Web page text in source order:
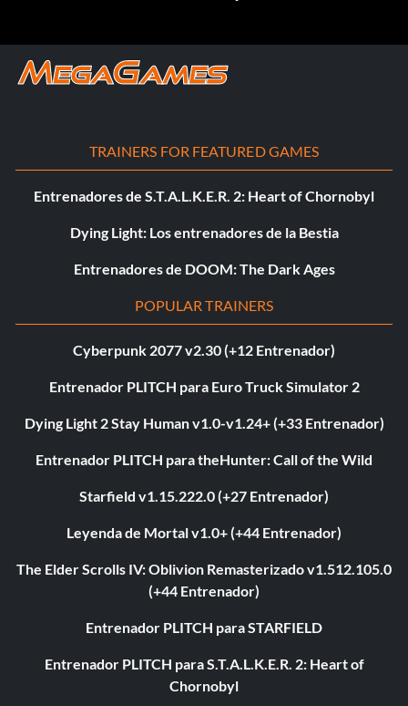
TRAINERS FOR FEATURED GAMES
Entrenadores de S.T.A.L.K.E.R. 2: Heart of Chornobyl
Dying Light: Los entrenadores de la Bestia
Entrenadores de DOOM: The Dark Ages
POPULAR TRAINERS
Cyberpunk 2077 v2.30 (+12 Entrenador)
Entrenador PLITCH para Euro Truck Simulator 2
Dying Light 2 Stay Human v1.0-v1.24+ (+33 Entrenador)
Entrenador PLITCH para theHunter: Call of the Wild
Starfield v1.15.222.0 (+27 Entrenador)
Leyenda de Mortal v1.0+ (+44 Entrenador)
The Elder Scrolls IV: Oblivion Remasterizado v1.512.105.0
(+44 Entrenador)
Entrenador PLITCH para STARFIELD
Entrenador PLITCH para S.T.A.L.K.E.R. 2: Heart of
Chornobyl